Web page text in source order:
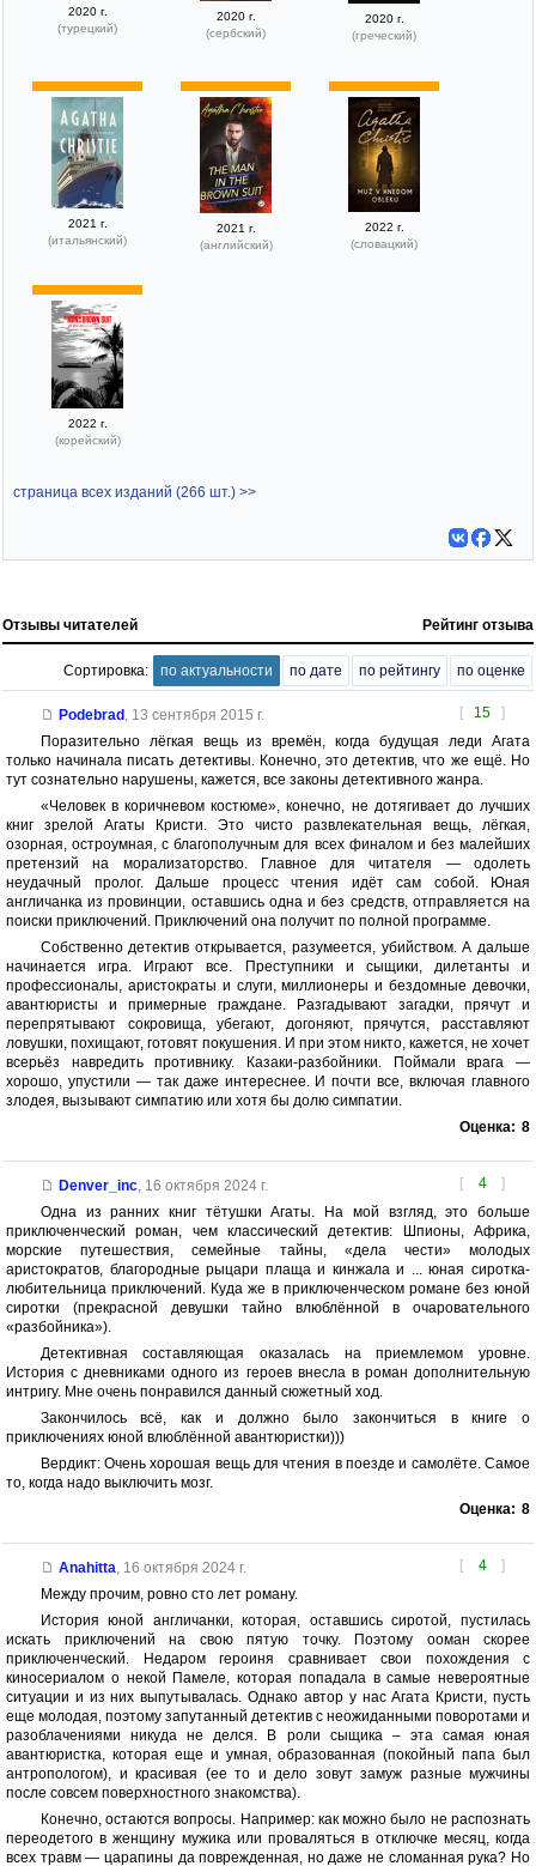
2020 г.
(турецкий)
2020 г.
(сербский)
2020 г.
(греческий)
2021 г.
(итальянский)
2021 г.
(английский)
2022 г.
(словацкий)
2022 г.
(корейский)
страница всех изданий (266 шт.) >>
Отзывы читателей Рейтинг отзыва
Сортировка: по актуальности по дате по рейтингу по оценке
[ 15 ]
Podebrad , 13 сентября 2015 г.
Поразительно лёгкая вещь из времён, когда будущая леди Агата
только начинала писать детективы. Конечно, это детектив, что же ещё. Но
тут сознательно нарушены, кажется, все законы детективного жанра.
«Человек в коричневом костюме», конечно, не дотягивает до лучших
книг зрелой Агаты Кристи. Это чисто развлекательная вещь, лёгкая,
озорная, остроумная, с благополучным для всех финалом и без малейших
претензий на морализаторство. Главное для читателя — одолеть
неудачный пролог. Дальше процесс чтения идёт сам собой. Юная
англичанка из провинции, оставшись одна и без средств, отправляется на
поиски приключений. Приключений она получит по полной программе.
Собственно детектив открывается, разумеется, убийством. А дальше
начинается игра. Играют все. Преступники и сыщики, дилетанты и
профессионалы, аристократы и слуги, миллионеры и бездомные девочки,
авантюристы и примерные граждане. Разгадывают загадки, прячут и
перепрятывают сокровища, убегают, догоняют, прячутся, расставляют
ловушки, похищают, готовят покушения. И при этом никто, кажется, не хочет
всерьёз навредить противнику. Казаки-разбойники. Поймали врага —
хорошо, упустили — так даже интереснее. И почти все, включая главного
злодея, вызывают симпатию или хотя бы долю симпатии.
Оценка: 8
[ 4 ]
Denver_inc, 16 октября 2024 г.
Одна из ранних книг тётушки Агаты. На мой взгляд, это больше
приключенческий роман, чем классический детектив: Шпионы, Африка,
морские путешествия, семейные тайны, «дела чести» молодых
аристократов, благородные рыцари плаща и кинжала и ... юная сиротка-
любительница приключений. Куда же в приключенческом романе без юной
сиротки (прекрасной девушки тайно влюблённой в очаровательного
«разбойника»).
Детективная составляющая оказалась на приемлемом уровне.
История с дневниками одного из героев внесла в роман дополнительную
интригу. Мне очень понравился данный сюжетный ход.
Закончилось всё, как и должно было закончиться в книге о
приключениях юной влюблённой авантюристки)))
Вердикт: Очень хорошая вещь для чтения в поезде и самолёте. Самое
то, когда надо выключить мозг.
Оценка: 8
[ 4 ]
Anahitta, 16 октября 2024 г.
Между прочим, ровно сто лет роману.
История юной англичанки, которая, оставшись сиротой, пустилась
искать приключений на свою пятую точку. Поэтому ооман скорее
приключенческий. Недаром героиня сравнивает свои похождения с
киносериалом о некой Памеле, которая попадала в самые невероятные
ситуации и из них выпутывалась. Однако автор у нас Агата Кристи, пусть
еще молодая, поэтому запутанный детектив с неожиданными поворотами и
разоблачениями никуда не делся. В роли сыщика – эта самая юная
авантюристка, которая еще и умная, образованная (покойный папа был
антропологом), и красивая (ее то и дело зовут замуж разные мужчины
после совсем поверхностного знакомства).
Конечно, остаются вопросы. Например: как можно было не распознать
переодетого в женщину мужика или проваляться в отключке месяц, когда
всех травм — царапины да поврежденная, но даже не сломанная рука? Но